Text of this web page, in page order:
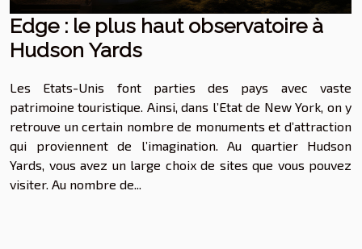
Edge : le plus haut observatoire à
Hudson Yards
Les Etats-Unis font parties des pays avec vaste
patrimoine touristique. Ainsi, dans l’Etat de New York, on y
retrouve un certain nombre de monuments et d’attraction
qui proviennent de l’imagination. Au quartier Hudson
Yards, vous avez un large choix de sites que vous pouvez
visiter. Au nombre de...